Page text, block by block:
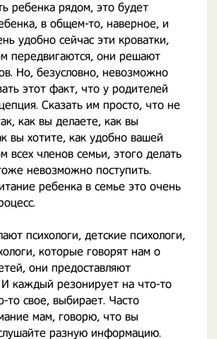
ребенка рядом, это будет
в общем-то, наверное, и
удобно сейчас эти кроватки,
передвигаются, они решают
Но, безусловно, невозможно
этот факт, что у родителей
Сказать им просто, что не
как вы делаете, как вы
вы хотите, как удобно вашей
всех членов семьи, этого делать
невозможно поступить.
ребенка в семье это очень
психологи, детские психологи,
которые говорят нам о
они предоставляют
каждый резонирует на что-то
то свое, выбирает. Часто
мам, говорю, что вы
разную информацию.